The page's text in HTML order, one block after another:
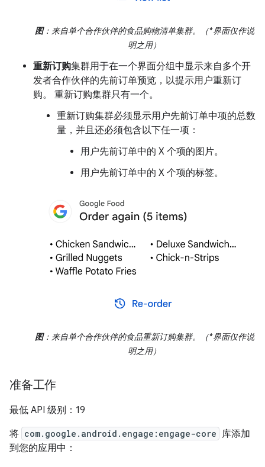
图：来自单个合作伙伴的食品购物清单集群。（*界面仅作说
明之用）
重新订购集群用于在一个界面分组中显示来自多个开
发者合作伙伴的先前订单预览，以提示用户重新订
购。 重新订购集群只有一个。
重新订购集群必须显示用户先前订单中项的总数
量，并且还必须包含以下任一项：
用户先前订单中的 X 个项的图片。
用户先前订单中的 X 个项的标签。
图：来自单个合作伙伴的食品重新订购集群。（*界面仅作说
明之用）
准备工作
最低 API 级别：19
将 com.google.android.engage:engage-core
库添加
到您的应用中：